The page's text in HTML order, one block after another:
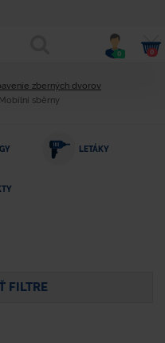
0 0
zberných dvorov
Mobilní sběrny
LETÁKY
FILTRE